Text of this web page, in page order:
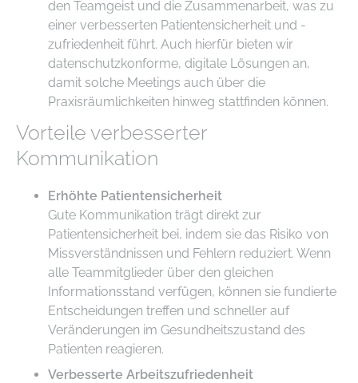
den Teamgeist und die Zusammenarbeit, was zu
einer verbesserten Patientensicherheit und -
zufriedenheit führt. Auch hierfür bieten wir
datenschutzkonforme, digitale Lösungen an,
damit solche Meetings auch über die
Praxisräumlichkeiten hinweg stattfinden können.
Vorteile verbesserter
Kommunikation
Erhöhte Patientensicherheit
Gute Kommunikation trägt direkt zur
Patientensicherheit bei, indem sie das Risiko von
Missverständnissen und Fehlern reduziert. Wenn
alle Teammitglieder über den gleichen
Informationsstand verfügen, können sie fundierte
Entscheidungen treffen und schneller auf
Veränderungen im Gesundheitszustand des
Patienten reagieren.
Verbesserte Arbeitszufriedenheit